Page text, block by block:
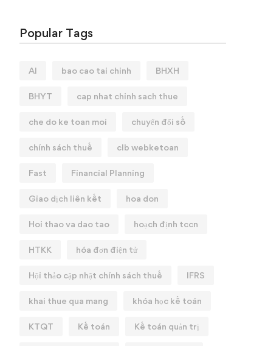
Popular Tags
AI bao cao tai chinh BHXH
BHYT cap nhat chinh sach thue
che do ke toan moi chuyển đổi số
chính sách thuế clb webketoan
Fast Financial Planning
Giao dịch liên kết hoa don
Hoi thao va dao tao hoạch định tccn
HTKK hóa đơn điện tử
Hội thảo cập nhật chính sách thuế IFRS
khai thue qua mang khóa học kế toán
KTQT Kế toán Kế toán quản trị